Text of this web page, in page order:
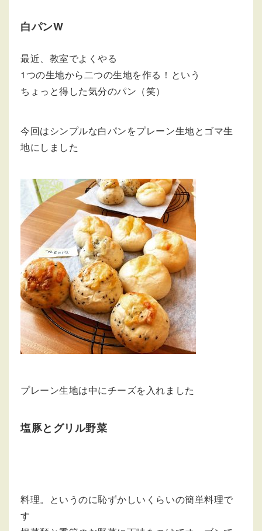
白パンW
最近、教室でよくやる
1つの生地から二つの生地を作る！という
ちょっと得した気分のパン（笑）
今回はシンプルな白パンをプレーン生地とゴマ生
地にしました
プレーン生地は中にチーズを入れました
塩豚とグリル野菜
料理。というのに恥ずかしいくらいの簡単料理で
す